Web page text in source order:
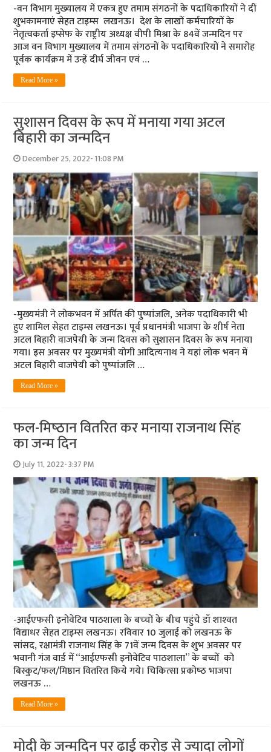
-वन विभाग मुख्‍यालय में एकत्र हुए तमाम संगठनों के पदाधिकारियों ने दीं
शुभकामनाएं सेहत टाइम्‍स लखनऊ। देश के लाखों कर्मचारियों के
नेतृत्वकर्ता इप्सेफ के राष्ट्रीय अध्यक्ष वीपी मिश्रा के 84वें जन्मदिन पर
आज वन विभाग मुख्यालय में तमाम संगठनों के पदाधिकारियों ने समारोह
पूर्वक कार्यक्रम में उन्हें दीर्घ जीवन एवं …
Read More »
सुशासन दिवस के रूप में मनाया गया अटल
बिहारी का जन्‍मदिन
December 25, 2022- 11:08 PM
-मुख्‍यमंत्री ने लोकभवन में अर्पित की पुष्‍पांजलि, अनेक पदाधिकारी भी
हुए शामिल सेहत टाइम्‍स लखनऊ। पूर्व प्रधानमंत्री भाजपा के शीर्ष नेता
अटल बिहारी वाजपेयी के जन्‍म दिवस को सुशासन दिवस के रूप मनाया
गया। इस अवसर पर मुख्‍यमंत्री योगी आदित्‍यनाथ ने यहां लोक भवन में
अटल बिहारी वाजपेयी को पुष्‍पांजलि …
Read More »
फल-मिष्‍ठान वितरित कर मनाया राजनाथ सिंह
का जन्‍म दिन
July 11, 2022- 3:37 PM
-आईएफसी इनोवेटिव पाठशाला के बच्‍चों के बीच पहुंचे डॉ शाश्‍वत
विद्याधर सेहत टाइम्‍स लखनऊ। रविवार 10 जुलाई को लखनऊ के
सांसद, रक्षामंत्री राजनाथ सिंह के 71वें जन्‍म दिवस के शुभ अवसर पर
भवानी गंज वार्ड में “आईएफसी इनोवेटिव पाठशाला” के बच्चों को
बिस्कुट/फल/मिष्ठान वितरित किये गये। चिकित्‍सा प्रकोष्‍ठ भाजपा
लखनऊ …
Read More »
मोदी के जन्‍मदिन पर ढाई करोड़ से ज्‍यादा लोगों